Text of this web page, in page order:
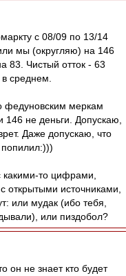
с 08/09 по 13/14
мы (округляю) на 146
83. Чистый отток - 63
среднем.
федуновским меркам
не деньги. Допускаю,
Даже допускаю, что
какими-то цифрами,
открытыми источниками,
или мудак (ибо тебя,
или пиздобол?
он не знает кто будет